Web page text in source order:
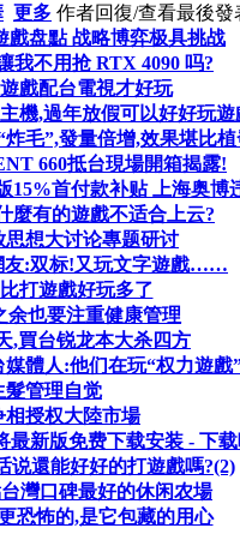
更多 作者回復/查看最後發
戲盘點 战略博弈极具挑战
我不用抢 RTX 4090 吗?
戲配台電視才好玩
機,過年放假可以好好玩遊
毛”,發量倍增,效果堪比植
660抵台現場開箱揭露!
15%首付款补贴 上海奥博
麼有的遊戲不适合上云?
想大讨论專题研讨
友:双标!又玩文字遊戲……
打遊戲好玩多了
余也要注重健康管理
,買台锐龙本大杀四方
體人:他们在玩“权力遊戲
髮管理自觉
相授权大陸市場
最新版免费下载安装 - 下
说還能好好的打遊戲嗎?(2)
灣口碑最好的休闲农場
恐怖的,是它包藏的用心